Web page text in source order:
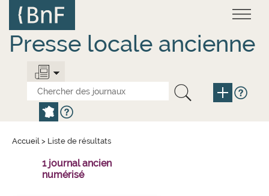
contenu
principal
Presse locale ancienne
Accueil > Liste de résultats
1 journal ancien
numérisé
Panneau de gestion des cookies